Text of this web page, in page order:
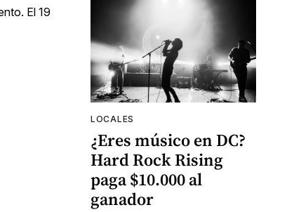
El 19
LOCALES
¿Eres músico en DC?
Hard Rock Rising
paga $10.000 al
ganador